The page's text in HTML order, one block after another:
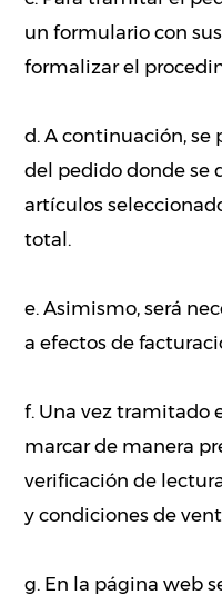
un formulario con
formalizar el
d. A continuación, se
del pedido donde se
artículos
total.
e. Asimismo, será
a efectos de
f. Una vez tramitado
marcar de manera
verificación de
y condiciones de
g. En la página web